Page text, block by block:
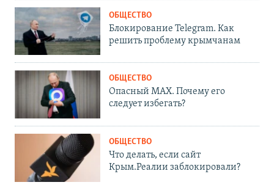
ОБЩЕСТВО
Блокирование Telegram. Как
решить проблему крымчанам
ОБЩЕСТВО
Опасный MAX. Почему его
следует избегать?
ОБЩЕСТВО
Что делать, если сайт
Крым.Реалии заблокировали?